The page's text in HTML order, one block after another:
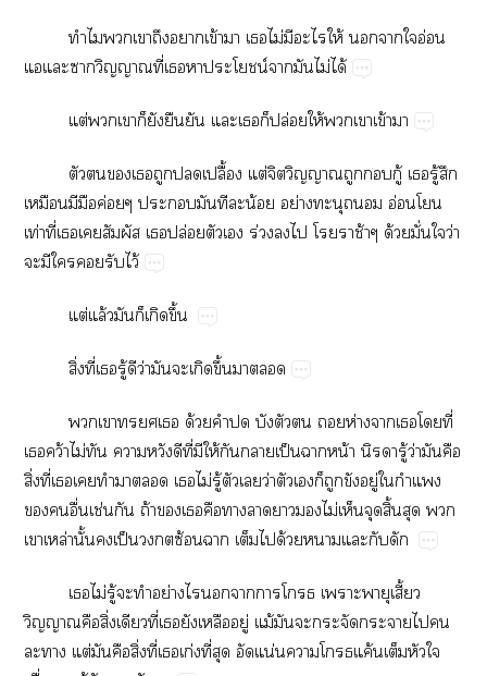
​​​​​ข้​​​ไม่​​​ให้​​​​อ่​
​​​​ี่​​​​น์​​​ไม่​ได้
ต่​​​​​​​​​​ปล่​ให้​​​ข้​
​​​​​​ปื้​ต่​​​​​ู้​​ู้​​
​​​ค่​​​​​น้​ย่​​​อ่​​
ท่​ี่​​​​​ปล่​​​ร่​​​​​ช้​ด้​ั่​​ว่​
​​​​​ไว้
ต่​ล้​​​​ึ้
ิ่​ี่​​ู้​​ว่​​​​ึ้​​
​​​​ด้​​​​​​​ห่​​​​ี่​
​ว้​ไม่​​​​​ี่​​ให้​​​ป็​​น้​​ู้​ว่​​​
ิ่​ี่​​​​​​​ไม่​ู้​​​ว่​​​​​​ู่​​​
​​ื่​ช่​​ถ้​​​​​​​​ไม่​​​ิ้​​​
​ล่​ั้​​ป็​​ซ้​​​​ด้​​​​
​ไม่​ู้​​​ย่​​​​​​​​ี้​
​​ิ่​​ี่​​​​ู่​ม้​​​​​​​​
​​ต่​​​ิ่​ี่​​ก่​ี่​​​น่​​​ค้​​​​